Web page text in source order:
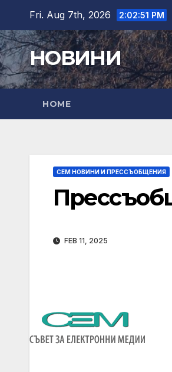
content
Fri. Aug 7th, 2026 2:02:52 PM
НОВИНИ
HOME
СЕМ НОВИНИ И ПРЕССЪОБЩЕНИЯ
FEB 11, 2025